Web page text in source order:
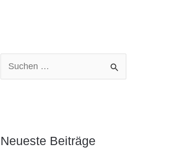
u
Neueste Beiträge